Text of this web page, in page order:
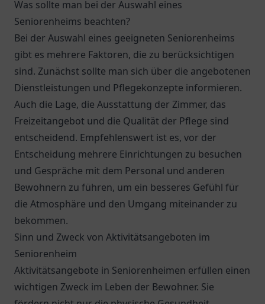
Was sollte man bei der Auswahl eines
Seniorenheims beachten?
Bei der Auswahl eines geeigneten Seniorenheims
gibt es mehrere Faktoren, die zu berücksichtigen
sind. Zunächst sollte man sich über die angebotenen
Dienstleistungen und Pflegekonzepte informieren.
Auch die Lage, die Ausstattung der Zimmer, das
Freizeitangebot und die Qualität der Pflege sind
entscheidend. Empfehlenswert ist es, vor der
Entscheidung mehrere Einrichtungen zu besuchen
und Gespräche mit dem Personal und anderen
Bewohnern zu führen, um ein besseres Gefühl für
die Atmosphäre und den Umgang miteinander zu
bekommen.
Sinn und Zweck von Aktivitätsangeboten im
Seniorenheim
Aktivitätsangebote in Seniorenheimen erfüllen einen
wichtigen Zweck im Leben der Bewohner. Sie